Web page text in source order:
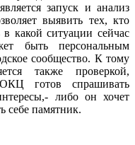
запуск и анализ
выявить тех, кто
какой ситуации сейчас
быть персональным
сообщество. К тому
также проверкой,
готов спрашивать
либо он хочет
себе памятник.